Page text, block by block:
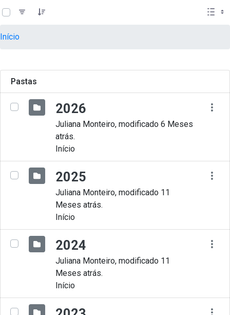
Pular para o Conteúdo principal
teste descricao
Início
Pastas
2026
Juliana Monteiro, modificado 6 Meses
atrás.
Início
2025
Juliana Monteiro, modificado 11
Meses atrás.
Início
2024
Juliana Monteiro, modificado 11
Meses atrás.
Início